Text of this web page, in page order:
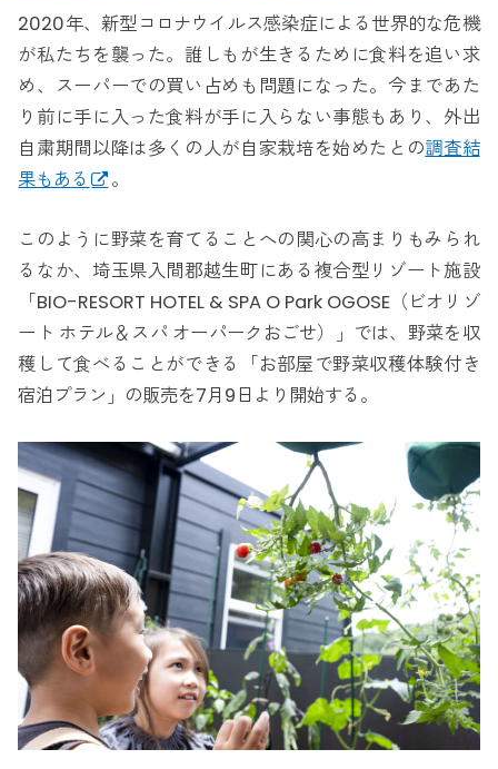
2020年、新型コロナウイルス感染症による世界的な危機
が私たちを襲った。誰しもが生きるために食料を追い求
め、スーパーでの買い占めも問題になった。今まであた
り前に手に入った食料が手に入らない事態もあり、外出
自粛期間以降は多くの人が自家栽培を始めたとの調査結
果もある
。
このように野菜を育てることへの関心の高まりもみられ
るなか、埼玉県入間郡越生町にある複合型リゾート施設
「BIO-RESORT HOTEL & SPA O Park OGOSE（ビオリゾ
ート ホテル＆スパ オーパークおごせ）」では、野菜を収
穫して食べることができる「お部屋で野菜収穫体験付き
宿泊プラン」の販売を7月9日より開始する。